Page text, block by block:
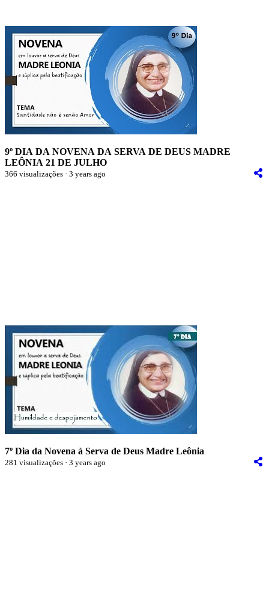
9º DIA DA NOVENA DA SERVA DE DEUS MADRE
LEÔNIA 21 DE JULHO
366 visualizações · 3 years ago
7º Dia da Novena à Serva de Deus Madre Leônia
281 visualizações · 3 years ago